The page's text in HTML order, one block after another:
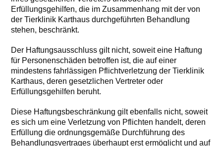
Erfüllungsgehilfen, die im Zusammenhang mit der von
der Tierklinik Karthaus durchgeführten Behandlung
stehen, beschränkt.
Der Haftungsausschluss gilt nicht, soweit eine Haftung
für Personenschäden betroffen ist, die auf einer
mindestens fahrlässigen Pflichtverletzung der Tierklinik
Karthaus, deren gesetzlichen Vertreter oder
Erfüllungsgehilfen beruht.
Diese Haftungsbeschränkung gilt ebenfalls nicht, soweit
es sich um eine Verletzung von Pflichten handelt, deren
Erfüllung die ordnungsgemäße Durchführung des
Behandlungsvertrages überhaupt erst ermöglicht und auf